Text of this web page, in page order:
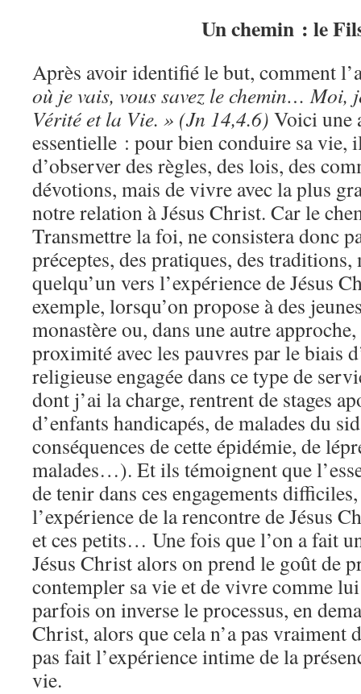
Un chemin : le
Après avoir identifié le but, comment
où je vais, vous savez le chemin… Moi,
Vérité et la Vie. » (Jn 14,4.6) Voici une
essentielle : pour bien conduire sa vie,
d’observer des règles, des lois, des
dévotions, mais de vivre avec la plus
notre relation à Jésus Christ. Car le
Transmettre la foi, ne consistera donc
préceptes, des pratiques, des
quelqu’un vers l’expérience de Jésus
exemple, lorsqu’on propose à des
monastère ou, dans une autre
proximité avec les pauvres par le biais
religieuse engagée dans ce type de
dont j’ai la charge, rentrent de stages
d’enfants handicapés, de malades du
conséquences de cette épidémie, de
malades…). Et ils témoignent que
de tenir dans ces engagements
l’expérience de la rencontre de Jésus
et ces petits… Une fois que l’on a fait
Jésus Christ alors on prend le goût de
contempler sa vie et de vivre comme
parfois on inverse le processus, en
Christ, alors que cela n’a pas vraiment
pas fait l’expérience intime de la
vie.